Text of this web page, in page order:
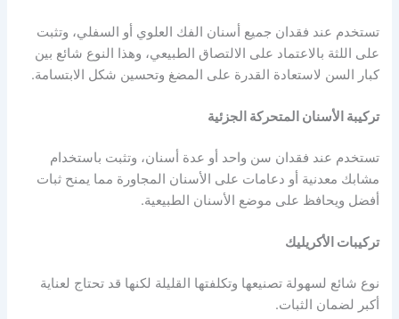
تستخدم عند فقدان جميع أسنان الفك العلوي أو السفلي، وتثبت
على اللثة بالاعتماد على الالتصاق الطبيعي، وهذا النوع شائع بين
كبار السن لاستعادة القدرة على المضغ وتحسين شكل الابتسامة.
تركيبة الأسنان المتحركة الجزئية
تستخدم عند فقدان سن واحد أو عدة أسنان، وتثبت باستخدام
مشابك معدنية أو دعامات على الأسنان المجاورة مما يمنح ثبات
أفضل ويحافظ على موضع الأسنان الطبيعية.
تركيبات الأكريليك
نوع شائع لسهولة تصنيعها وتكلفتها القليلة لكنها قد تحتاج لعناية
أكبر لضمان الثبات.